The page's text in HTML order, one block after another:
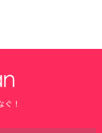
ぐ！